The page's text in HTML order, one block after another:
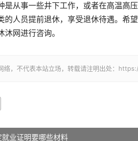
是从事一些井下工作，或者在高温高
的人员提前退休，享受退休待遇。希
沐网进行咨询。
络，不代表本站立场，转载请注明出处：
业证明要哪些材料